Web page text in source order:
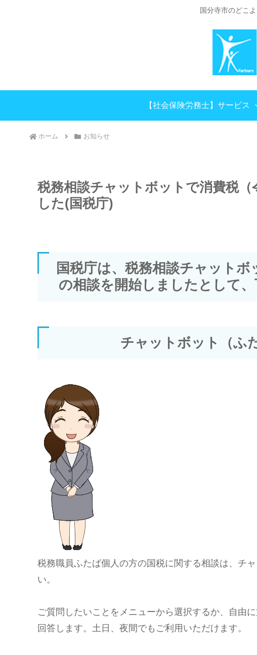
国分寺市のどこ
【社会保険労務士】サービス
ホーム お知らせ
税務相談チャットボットで消費税（
した(国税庁)
国税庁は、税務相談チャットボ
の相談を開始しましたとして、
チャットボット（ふ
税務職員ふたば個人の方の国税に関する相談は、チ
い。
ご質問したいことをメニューから選択するか、自由
回答します。土日、夜間でもご利用いただけます。